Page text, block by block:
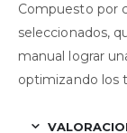
Compuesto por
seleccionados,
manual lograr
optimizando los